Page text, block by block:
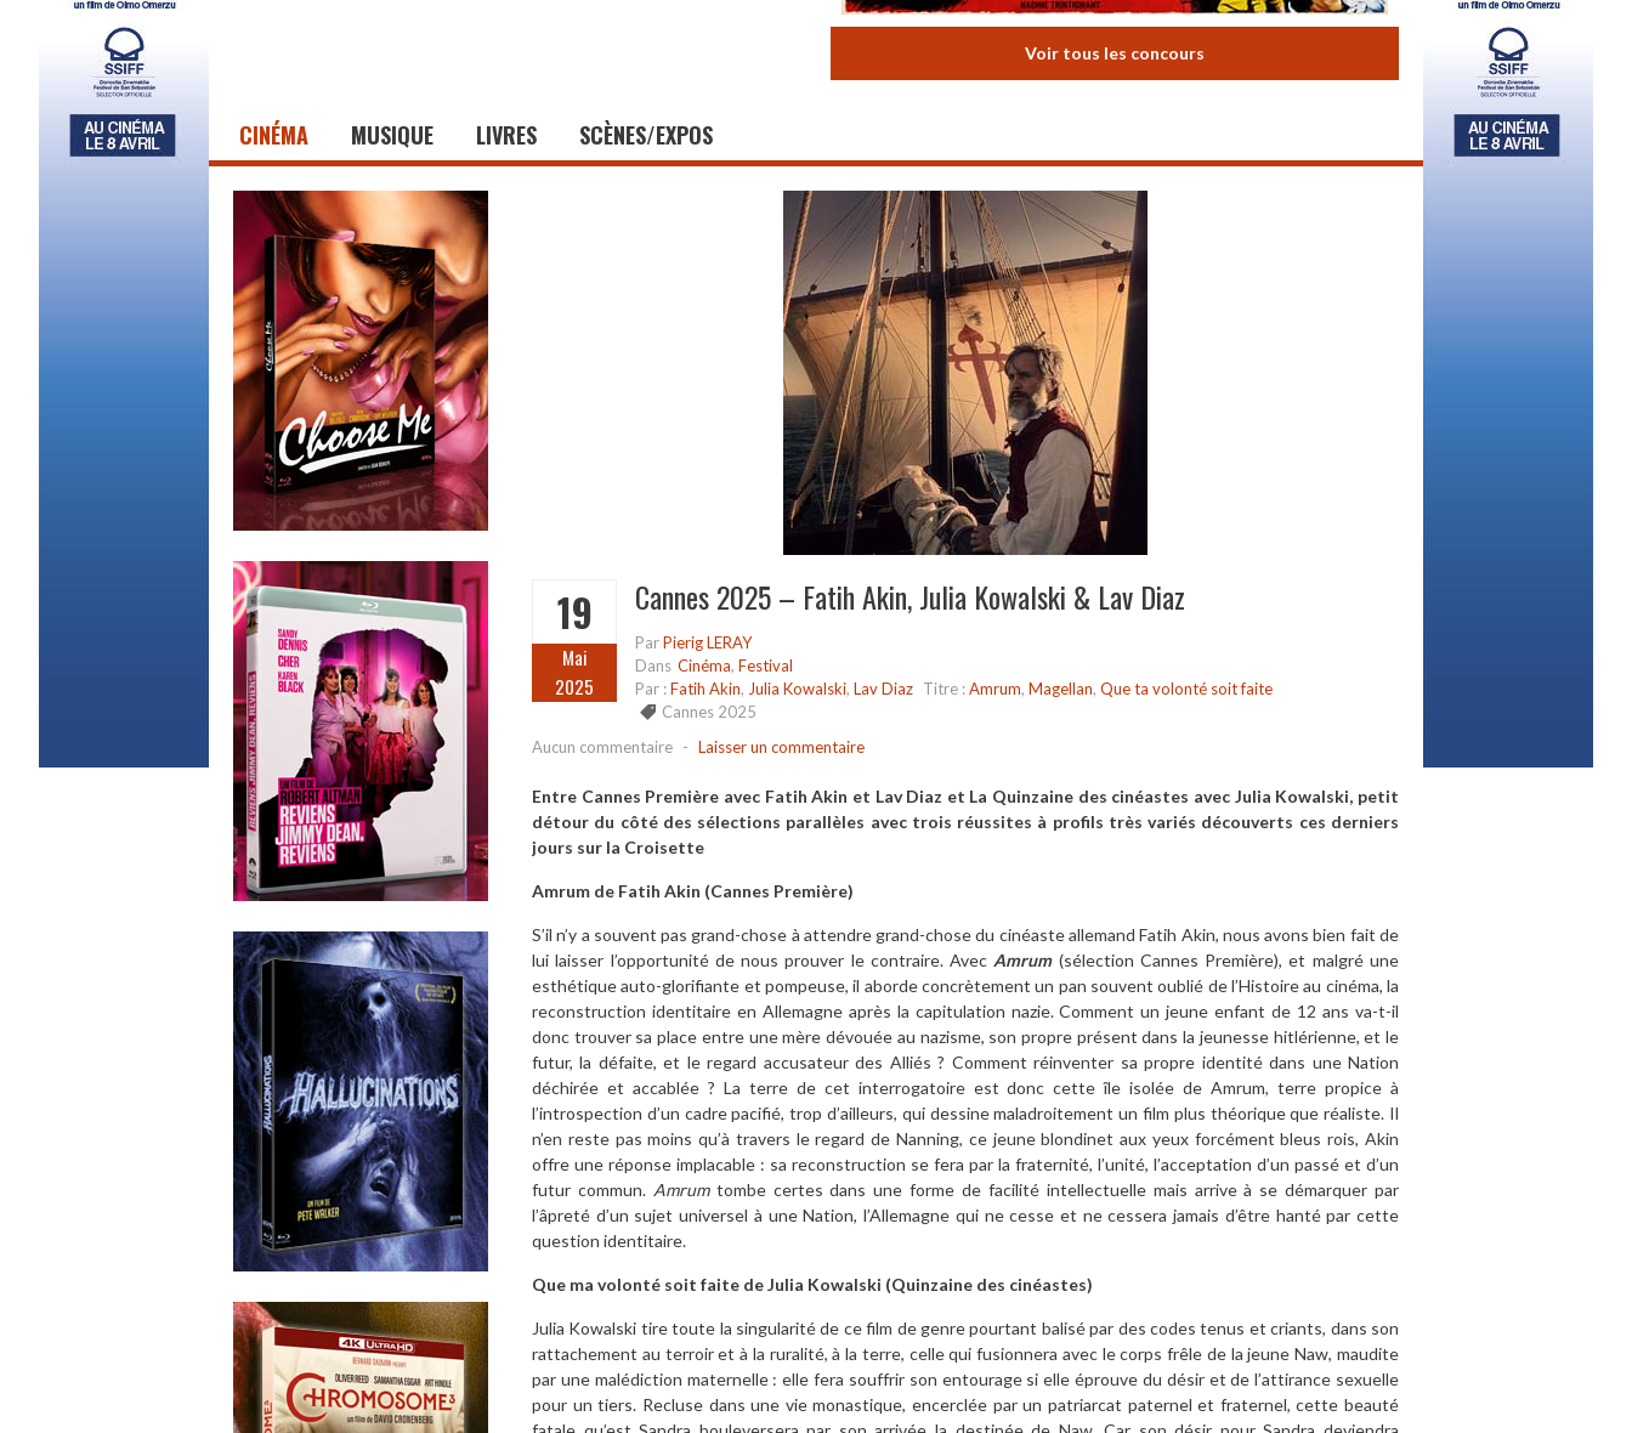
Voir tous les concours
CINÉMA MUSIQUE LIVRES SCÈNES/EXPOS
19
Mai
2025
Cannes 2025 – Fatih Akin, Julia Kowalski & Lav Diaz
ParPierig LERAY
Dans Cinéma, Festival
Par :Fatih Akin, Julia Kowalski, Lav Diaz Titre :Amrum, Magellan, Que ta volonté soit faite
Cannes 2025
Aucun commentaire - Laisser un commentaire
Entre Cannes Première avec Fatih Akin et Lav Diaz et La Quinzaine des cinéastes avec Julia Kowalski, petit
détour du côté des sélections parallèles avec trois réussites à profils très variés découverts ces derniers
jours sur la Croisette
Amrum de Fatih Akin (Cannes Première)
S’il n’y a souvent pas grand-chose à attendre grand-chose du cinéaste allemand Fatih Akin, nous avons bien fait de
lui laisser l’opportunité de nous prouver le contraire. Avec Amrum (sélection Cannes Première), et malgré une
esthétique auto-glorifiante et pompeuse, il aborde concrètement un pan souvent oublié de l’Histoire au cinéma, la
reconstruction identitaire en Allemagne après la capitulation nazie. Comment un jeune enfant de 12 ans va-t-il
donc trouver sa place entre une mère dévouée au nazisme, son propre présent dans la jeunesse hitlérienne, et le
futur, la défaite, et le regard accusateur des Alliés ? Comment réinventer sa propre identité dans une Nation
déchirée et accablée ? La terre de cet interrogatoire est donc cette île isolée de Amrum, terre propice à
l’introspection d’un cadre pacifié, trop d’ailleurs, qui dessine maladroitement un film plus théorique que réaliste. Il
n’en reste pas moins qu’à travers le regard de Nanning, ce jeune blondinet aux yeux forcément bleus rois, Akin
offre une réponse implacable : sa reconstruction se fera par la fraternité, l’unité, l’acceptation d’un passé et d’un
futur commun. Amrumtombe certes dans une forme de facilité intellectuelle mais arrive à se démarquer par
l’âpreté d’un sujet universel à une Nation, l’Allemagne qui ne cesse et ne cessera jamais d’être hanté par cette
question identitaire.
Que ma volonté soit faite de Julia Kowalski (Quinzaine des cinéastes)
Julia Kowalski tire toute la singularité de ce film de genre pourtant balisé par des codes tenus et criants, dans son
rattachement au terroir et à la ruralité, à la terre, celle qui fusionnera avec le corps frêle de la jeune Naw, maudite
par une malédiction maternelle : elle fera souffrir son entourage si elle éprouve du désir et de l’attirance sexuelle
pour un tiers. Recluse dans une vie monastique, encerclée par un patriarcat paternel et fraternel, cette beauté